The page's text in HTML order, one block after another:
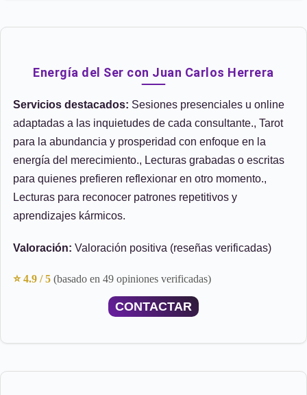
Energía del Ser con Juan Carlos Herrera
Servicios destacados: Sesiones presenciales u online
adaptadas a las inquietudes de cada consultante., Tarot
para la abundancia y prosperidad con enfoque en la
energía del merecimiento., Lecturas grabadas o escritas
para quienes prefieren reflexionar en otro momento.,
Lecturas para reconocer patrones repetitivos y
aprendizajes kármicos.
Valoración: Valoración positiva (reseñas verificadas)
⭐ 4.9 / 5 (basado en 49 opiniones verificadas)
CONTACTAR